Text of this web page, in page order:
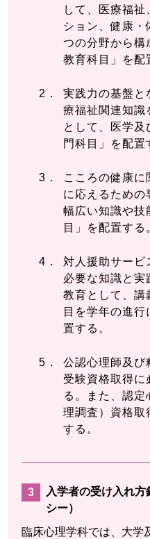
して、医療福
ション、健康・
つの分野から構
教育科目」を配
実践力の基盤と
療福祉関連知識
として、医学
門科目」を配置
こころの健康に
に応えるための
幅広い知識や技
目」を配置する
対人援助サービ
必要な知識と実
教育として、講
目を学年の進
置する。
公認心理師及び
受験資格取得に
る。また、認
理調査）資格取
する。
入学者の受け入れ方
シー）
臨床心理学科では、大学